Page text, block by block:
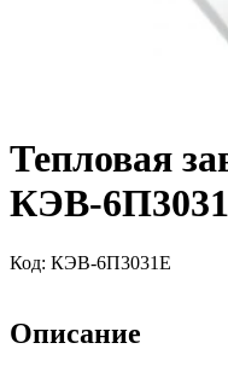
Тепловая
КЭВ-
Код: КЭВ-6П3031Е
Описание